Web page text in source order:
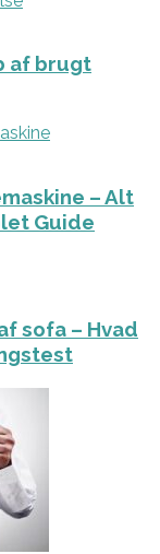
af brugt
– Alt
Guide
sofa – Hvad